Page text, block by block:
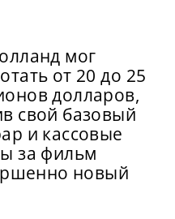
мог
от 20 до 25
долларов,
свой базовый
и кассовые
за фильм
новый